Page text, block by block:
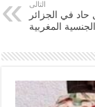
الجزائر
المغربية